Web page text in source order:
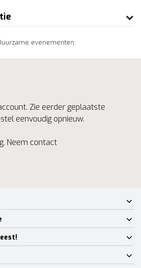
evenementen
Zie eerder geplaatste
eenvoudig opnieuw.
Neem contact